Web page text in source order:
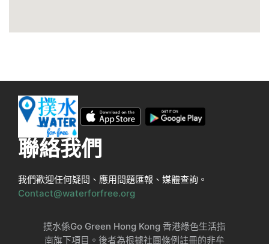
聯絡我們
我們歡迎任何疑問、應用問題匯報、媒體查詢。
Contact@waterforfree.org
撲水係Go Green Hong Kong 香港綠色生活指
南旗下項目。後者為根據社團條例註冊的非牟